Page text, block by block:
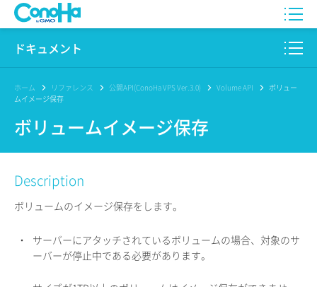
WING
Pencil
サービス一覧
サポート
ドキュメント
このサイトについて
プロダクト
リファレンス
リリースノート
ホーム リファレンス 公開API(ConoHa VPS Ver.3.0) Volume API
ボリュー
ムイメージ保存
ボリュームイメージ保存
Description
ボリュームのイメージ保存をします。
・
サーバーにアタッチされているボリュームの場合、対象のサ
ーバーが停止中である必要があります。